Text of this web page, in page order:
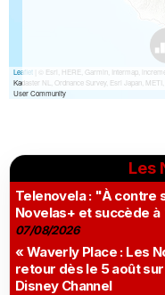
Les
Telenovela : "À contre
Novelas+ et succède
07/08/2026
« Waverly Place : Les
retour dès le 5 août
Disney Channel